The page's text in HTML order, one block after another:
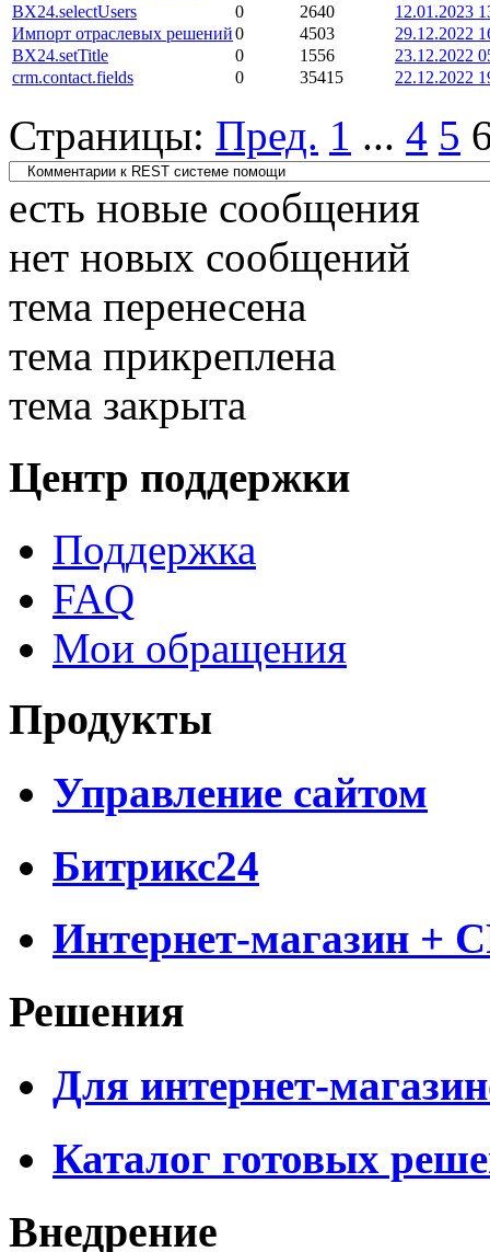
BX24.selectUsers
0 2640
12.01.2023
Импорт отраслевых решений0 4503
29.12.2022
BX24.setTitle
0 1556
23.12.2022
crm.contact.fields
0 35415 22.12.2022
Страницы: Пред. 1 ... 4 5
есть новые сообщения
нет новых сообщений
тема перенесена
тема прикреплена
тема закрыта
Центр поддержки
Поддержка
FAQ
Мои обращения
Продукты
Управление сайтом
Битрикс24
Интернет-магазин +
Решения
Для интернет-
Каталог готовых
Внедрение